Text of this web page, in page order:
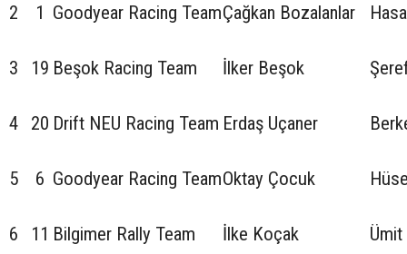
2 1 Goodyear Racing TeamÇağkan Bozalanlar
3 19 Beşok Racing Team İlker Beşok
4 20 Drift NEU Racing Team Erdaş Uçaner
5 6 Goodyear Racing TeamOktay Çocuk
6 11 Bilgimer Rally Team İlke Koçak